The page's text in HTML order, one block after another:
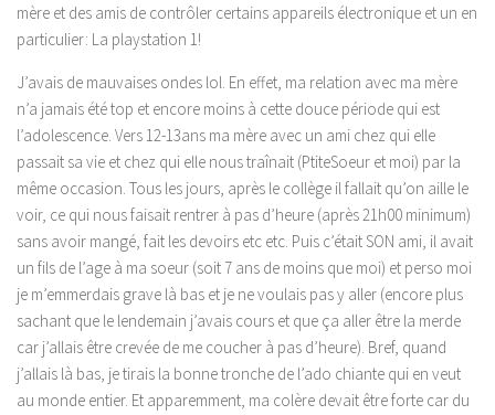
mère et des amis de contrôler certains appareils électronique et un en
particulier: La playstation 1!
J’avais de mauvaises ondes lol. En effet, ma relation avec ma mère
n’a jamais été top et encore moins à cette douce période qui est
l’adolescence. Vers 12-13ans ma mère avec un ami chez qui elle
passait sa vie et chez qui elle nous traînait (PtiteSoeur et moi) par la
même occasion. Tous les jours, après le collège il fallait qu’on aille le
voir, ce qui nous faisait rentrer à pas d’heure (après 21h00 minimum)
sans avoir mangé, fait les devoirs etc etc. Puis c’était SON ami, il avait
un fils de l’age à ma soeur (soit 7 ans de moins que moi) et perso moi
je m’emmerdais grave là bas et je ne voulais pas y aller (encore plus
sachant que le lendemain j’avais cours et que ça aller être la merde
car j’allais être crevée de me coucher à pas d’heure). Bref, quand
j’allais là bas, je tirais la bonne tronche de l’ado chiante qui en veut
au monde entier. Et apparemment, ma colère devait être forte car du